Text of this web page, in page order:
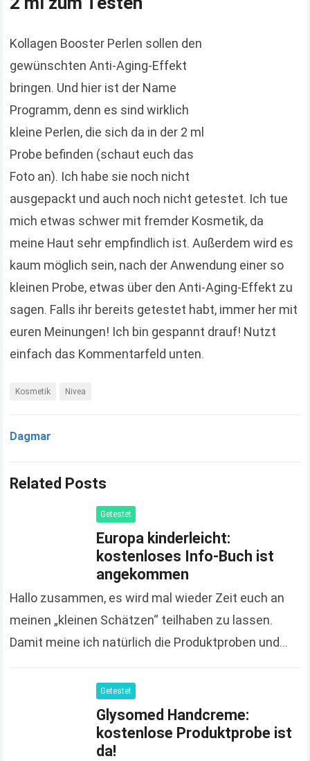
Kollagen Booster Perlen sollen den
gewünschten Anti-Aging-Effekt
bringen. Und hier ist der Name
Programm, denn es sind wirklich
kleine Perlen, die sich da in der 2 ml
Probe befinden (schaut euch das
Foto an). Ich habe sie noch nicht
ausgepackt und auch noch nicht getestet. Ich tue
mich etwas schwer mit fremder Kosmetik, da
meine Haut sehr empfindlich ist. Außerdem wird es
kaum möglich sein, nach der Anwendung einer so
kleinen Probe, etwas über den Anti-Aging-Effekt zu
sagen. Falls ihr bereits getestet habt, immer her mit
euren Meinungen! Ich bin gespannt drauf! Nutzt
einfach das Kommentarfeld unten.
Kosmetik Nivea
Dagmar
Related Posts
Getestet
Europa kinderleicht:
kostenloses Info-Buch ist
angekommen
Hallo zusammen, es wird mal wieder Zeit euch an
meinen „kleinen Schätzen“ teilhaben zu lassen.
Damit meine ich natürlich die Produktproben und
Read moreGetestet
Glysomed Handcreme:
kostenlose Produktprobe ist
da!